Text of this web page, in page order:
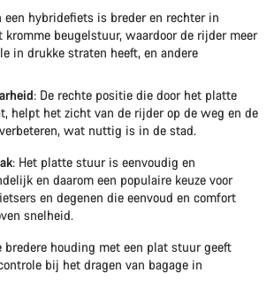
hybridefiets is breder en rechter in
beugelstuur, waardoor de rijder meer
in drukke straten heeft, en andere
: De rechte positie die door het platte
helpt het zicht van de rijder op de weg en de
wat nuttig is in de stad.
: Het platte stuur is eenvoudig en
en daarom een populaire keuze voor
en degenen die eenvoud en comfort
snelheid.
bredere houding met een plat stuur geeft
bij het dragen van bagage in